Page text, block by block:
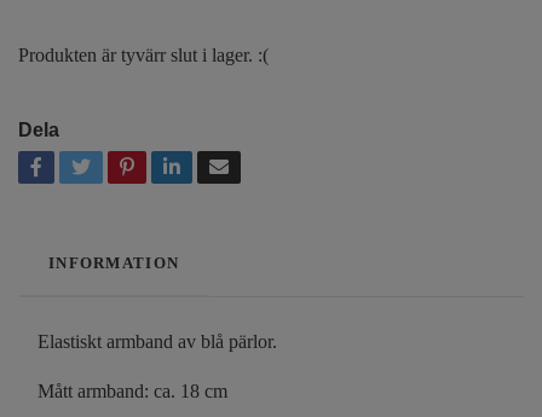
Produkten är tyvärr slut i lager. :(
Dela
INFORMATION
Elastiskt armband av blå pärlor.
Mått armband: ca. 18 cm